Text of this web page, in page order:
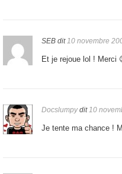
SEB dit 10 novembre
Et je rejoue lol ! Merci
Docslumpy dit 10
Je tente ma chance !